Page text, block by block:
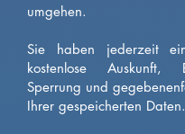
umgehen.
​Sie haben jederzeit
kostenlose Auskunft,
Sperrung und
Ihrer gespeicherten Daten.